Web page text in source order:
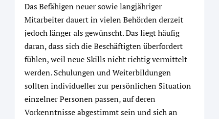
Das Befähigen neuer sowie langjähriger
Mitarbeiter dauert in vielen Behörden derzeit
jedoch länger als gewünscht. Das liegt häufig
daran, dass sich die Beschäftigten überfordert
fühlen, weil neue Skills nicht richtig vermittelt
werden. Schulungen und Weiterbildungen
sollten individueller zur persönlichen Situation
einzelner Personen passen, auf deren
Vorkenntnisse abgestimmt sein und sich an